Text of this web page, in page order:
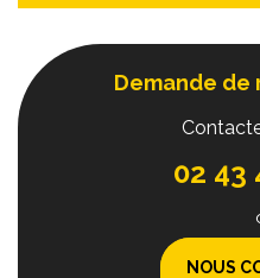
Demande
02 43
NOUS